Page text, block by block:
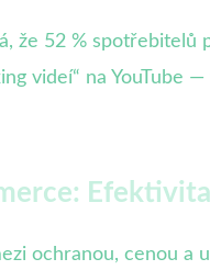
že 52 %
videí“ na
ochranou, cenou